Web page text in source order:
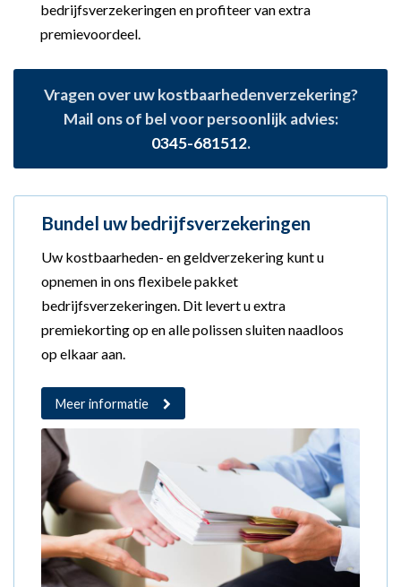
bedrijfsverzekeringen en profiteer van extra
premievoordeel.
Vragen over uw kostbaarhedenverzekering?
Mail ons of bel voor persoonlijk advies:
0345-681512.
Bundel uw bedrijfsverzekeringen
Uw kostbaarheden- en geldverzekering kunt u
opnemen in ons flexibele pakket
bedrijfsverzekeringen. Dit levert u extra
premiekorting op en alle polissen sluiten naadloos
op elkaar aan.
Meer informatie